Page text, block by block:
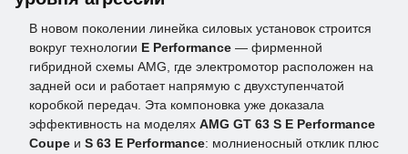
В новом поколении линейка силовых установок строится
вокруг технологии E Performance — фирменной
гибридной схемы AMG, где электромотор расположен на
задней оси и работает напрямую с двухступенчатой
коробкой передач. Эта компоновка уже доказала
эффективность на моделях AMG GT 63 S E Performance
Coupe и S 63 E Performance: молниеносный отклик плюс